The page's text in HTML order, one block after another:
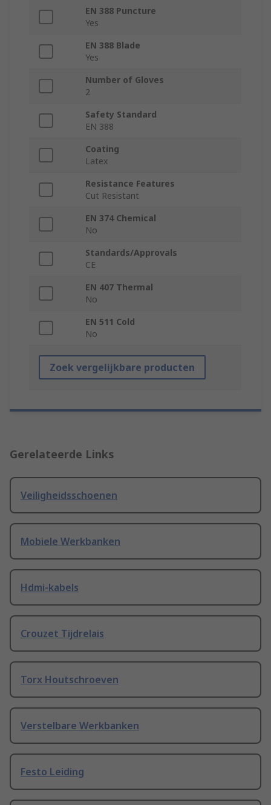
EN 388 Puncture
Yes
EN 388 Blade
Yes
Number of Gloves
2
Safety Standard
EN 388
Coating
Latex
Resistance Features
Cut Resistant
EN 374 Chemical
No
Standards/Approvals
CE
EN 407 Thermal
No
EN 511 Cold
No
Zoek vergelijkbare producten
Gerelateerde Links
Veiligheidsschoenen
Mobiele Werkbanken
Hdmi-kabels
Crouzet Tijdrelais
Torx Houtschroeven
Verstelbare Werkbanken
Festo Leiding